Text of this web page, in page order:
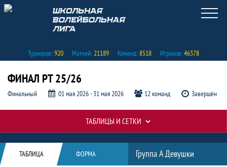
Турниров:920 Матчей:21189 Команд:8518 Игроков:46378
ФИНАЛ РТ 25/26
Финальный 01 мая 2026 - 31 мая 2026 12 команд Завершён
Таблицы и сетки, ФИНАЛ РТ 25/26
Таблица
ТАБЛИЦА ФОРМА Группа А Девушки
ТАБЛИЦЫ И СЕТКИ
Таблицы турнира